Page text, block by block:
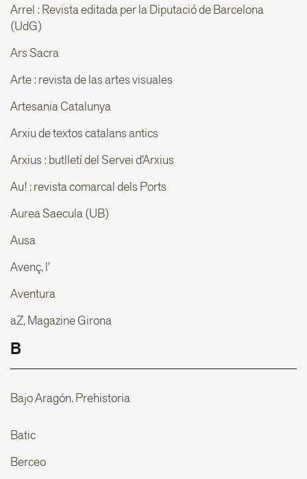
Arrel : Revista editada per la Diputació de Barcelona
(UdG)
Ars Sacra
Arte : revista de las artes visuales
Artesania Catalunya
Arxiu de textos catalans antics
Arxius : butlletí del Servei d'Arxius
Au! : revista comarcal dels Ports
Aurea Saecula (UB)
Ausa
Avenç, l'
Aventura
aZ, Magazine Girona
B
Bajo Aragón. Prehistoria
Batic
Berceo